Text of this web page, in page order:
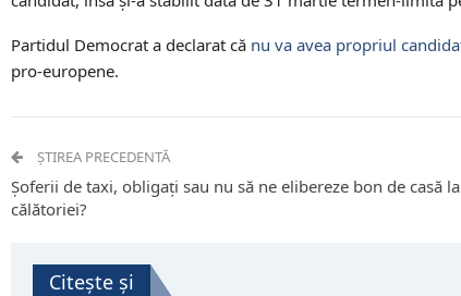
Partidul Democrat a declarat că nu va avea propriul
pro-europene.
ȘTIREA PRECEDENTĂ
Șoferii de taxi, obligați sau nu să ne elibereze bon de casă
călătoriei?
Citește și